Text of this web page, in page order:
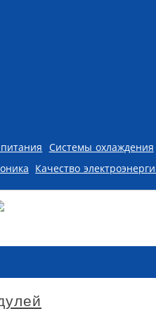
Системы охлаждения
Качество